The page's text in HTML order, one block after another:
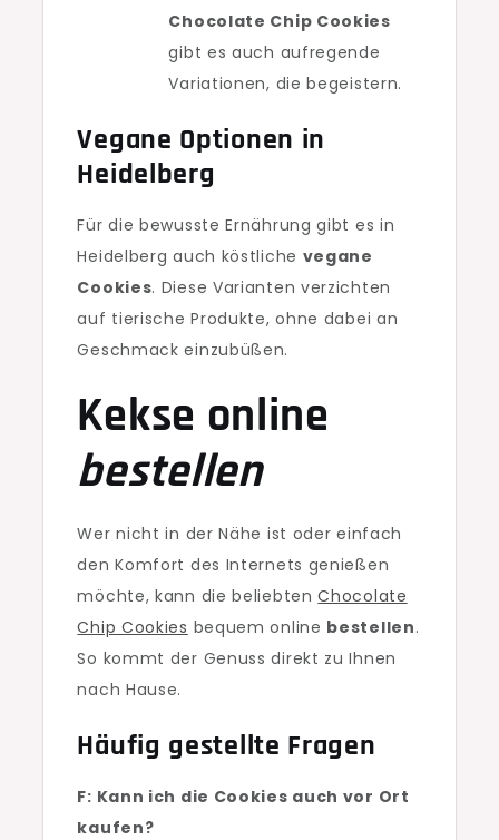
Chocolate Chip Cookies
gibt es auch aufregende
Variationen, die begeistern.
Vegane Optionen in
Heidelberg
Für die bewusste Ernährung gibt es in
Heidelberg auch köstliche vegane
Cookies. Diese Varianten verzichten
auf tierische Produkte, ohne dabei an
Geschmack einzubüßen.
Kekse online
bestellen
Wer nicht in der Nähe ist oder einfach
den Komfort des Internets genießen
möchte, kann die beliebtenChocolate
Chip Cookies bequem online bestellen.
So kommt der Genuss direkt zu Ihnen
nach Hause.
Häufig gestellte Fragen
F: Kann ich die Cookies auch vor Ort
kaufen?